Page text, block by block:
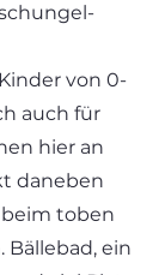
von 0-
auch für
hier an
daneben
toben
Bällebad, ein